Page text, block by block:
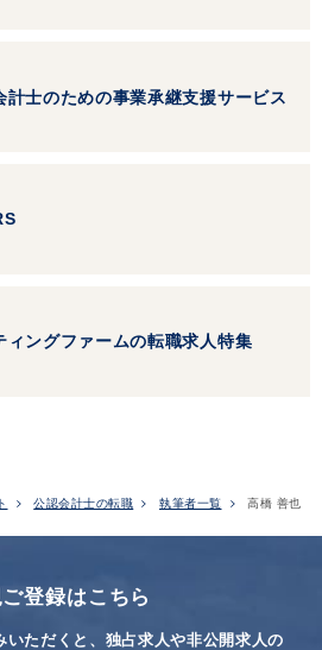
計士のための事業承継支援サービス
ィングファームの転職求人特集
公認会計士の転職 執筆者一覧 高橋 善也
登録はこちら
いただくと、独占求人や非公開求人の